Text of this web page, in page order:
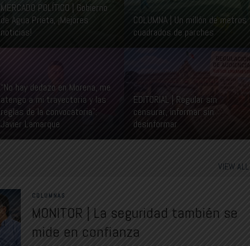
MERCADO POLÍTICO | Gobierno
de Agua Prieta, ¡Mejores
noticias!
COLUMNA | Un millón de metros
cuadrados de parches
“No hay dedazo en Morena, me
atengo a mi trayectoria y las
reglas de la convocatoria”:
Javier Lamarque
EDITORIAL | Regular sin
censurar, informar sin
desinformar
VIEW ALL
COLUMNAS
MONITOR | La seguridad también se
mide en confianza